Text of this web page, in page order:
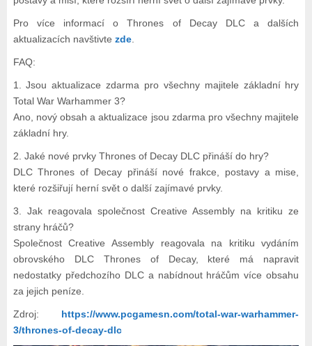
Pro více informací o Thrones of Decay DLC a dalších
aktualizacích navštivte zde.
FAQ:
1. Jsou aktualizace zdarma pro všechny majitele základní hry
Total War Warhammer 3?
Ano, nový obsah a aktualizace jsou zdarma pro všechny majitele
základní hry.
2. Jaké nové prvky Thrones of Decay DLC přináší do hry?
DLC Thrones of Decay přináší nové frakce, postavy a mise,
které rozšiřují herní svět o další zajímavé prvky.
3. Jak reagovala společnost Creative Assembly na kritiku ze
strany hráčů?
Společnost Creative Assembly reagovala na kritiku vydáním
obrovského DLC Thrones of Decay, které má napravit
nedostatky předchozího DLC a nabídnout hráčům více obsahu
za jejich peníze.
Zdroj: https://www.pcgamesn.com/total-war-warhammer-
3/thrones-of-decay-dlc